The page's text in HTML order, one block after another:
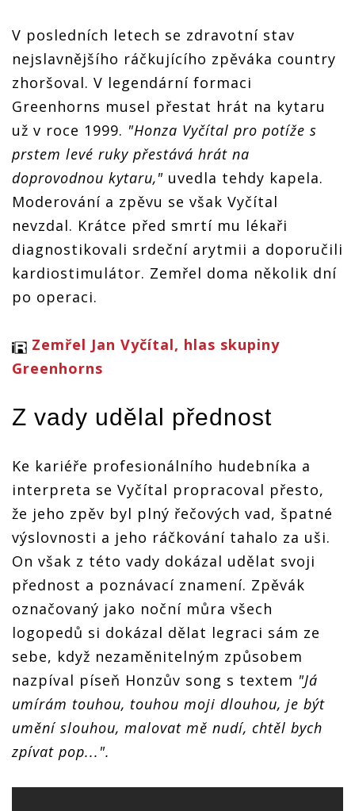
V posledních letech se zdravotní stav
nejslavnějšího ráčkujícího zpěváka country
zhoršoval. V legendární formaci
Greenhorns musel přestat hrát na kytaru
už v roce 1999. "Honza Vyčítal pro potíže s
prstem levé ruky přestává hrát na
doprovodnou kytaru," uvedla tehdy kapela.
Moderování a zpěvu se však Vyčítal
nevzdal. Krátce před smrtí mu lékaři
diagnostikovali srdeční arytmii a doporučili
kardiostimulátor. Zemřel doma několik dní
po operaci.
Zemřel Jan Vyčítal, hlas skupiny
Greenhorns
Z vady udělal přednost
Ke kariéře profesionálního hudebníka a
interpreta se Vyčítal propracoval přesto,
že jeho zpěv byl plný řečových vad, špatné
výslovnosti a jeho ráčkování tahalo za uši.
On však z této vady dokázal udělat svoji
přednost a poznávací znamení. Zpěvák
označovaný jako noční můra všech
logopedů si dokázal dělat legraci sám ze
sebe, když nezaměnitelným způsobem
nazpíval píseň Honzův song s textem "Já
umírám touhou, touhou moji dlouhou, je být
umění slouhou, malovat mě nudí, chtěl bych
zpívat pop...".